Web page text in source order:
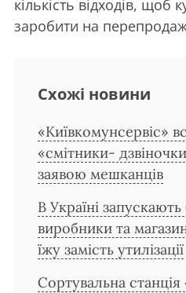
кількість відходів, щоб
заробити на
Схожі новини
«Київкомунсервіс»
«смітники-
заявою мешканців
В Україні
виробники та
їжу замість утилізації
Сортувальна станція